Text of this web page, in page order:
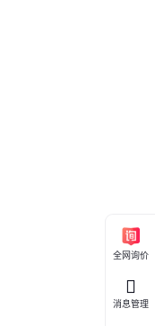
全网询价
消息管理